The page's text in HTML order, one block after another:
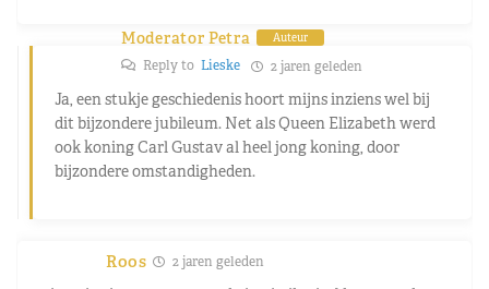
Moderator Petra Auteur
Reply to Lieske 2 jaren geleden
Ja, een stukje geschiedenis hoort mijns inziens wel bij
dit bijzondere jubileum. Net als Queen Elizabeth werd
ook koning Carl Gustav al heel jong koning, door
bijzondere omstandigheden.
Roos 2 jaren geleden